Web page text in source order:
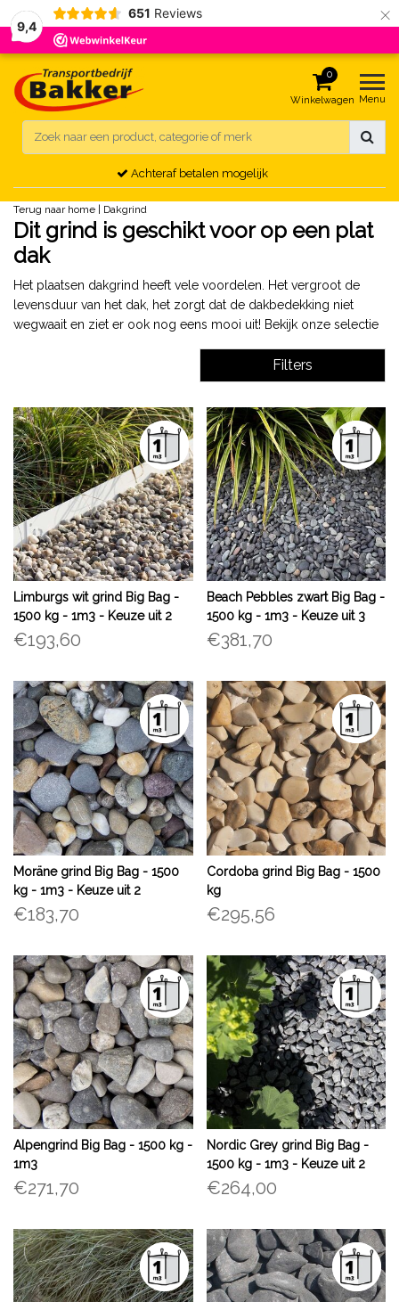
9,4
651 Reviews ×
0
Winkelwagen Menu
Achteraf betalen mogelijk
Terug naar home Dakgrind
Dit grind is geschikt voor op een plat
dak
Het plaatsen dakgrind heeft vele voordelen. Het vergroot de
levensduur van het dak, het zorgt dat de dakbedekking niet
wegwaait en ziet er ook nog eens mooi uit! Bekijk onze selectie
Filters
Limburgs wit grind Big Bag -
1500 kg - 1m3 - Keuze uit 2
formaten
€193,60
Beach Pebbles zwart Big Bag -
1500 kg - 1m3 - Keuze uit 3
formaten
€381,70
Moräne grind Big Bag - 1500
kg - 1m3 - Keuze uit 2
formaten
€183,70
Cordoba grind Big Bag - 1500
kg
€295,56
Alpengrind Big Bag - 1500 kg -
1m3
€271,70
Nordic Grey grind Big Bag -
1500 kg - 1m3 - Keuze uit 2
formaten
€264,00